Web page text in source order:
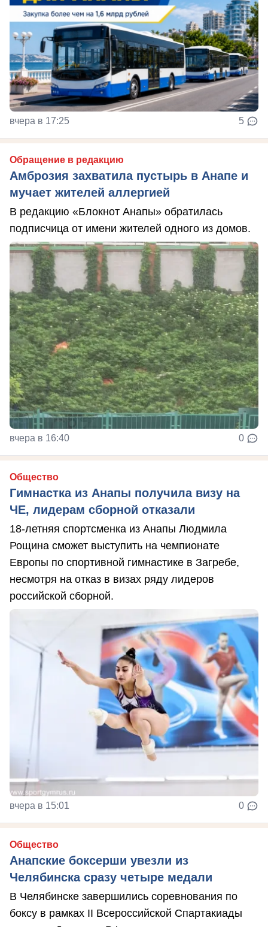
вчера в 17:25 5
Обращение в редакцию
Амброзия захватила пустырь в Анапе и
мучает жителей аллергией
В редакцию «Блокнот Анапы» обратилась
подписчица от имени жителей одного из домов.
вчера в 16:40 0
Общество
Гимнастка из Анапы получила визу на
ЧЕ, лидерам сборной отказали
18-летняя спортсменка из Анапы Людмила
Рощина сможет выступить на чемпионате
Европы по спортивной гимнастике в Загребе,
несмотря на отказ в визах ряду лидеров
российской сборной.
вчера в 15:01 0
Общество
Анапские боксерши увезли из
Челябинска сразу четыре медали
В Челябинске завершились соревнования по
боксу в рамках II Всероссийской Спартакиады